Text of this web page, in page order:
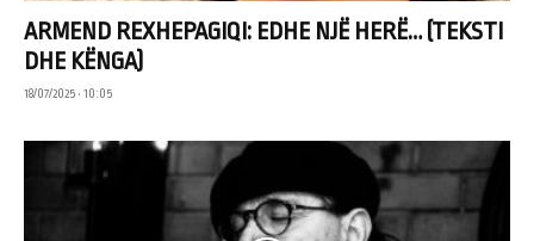
ARMEND REXHEPAGIQI: EDHE NJË HERË… (TEKSTI
DHE KËNGA)
18/07/2025 • 10:05